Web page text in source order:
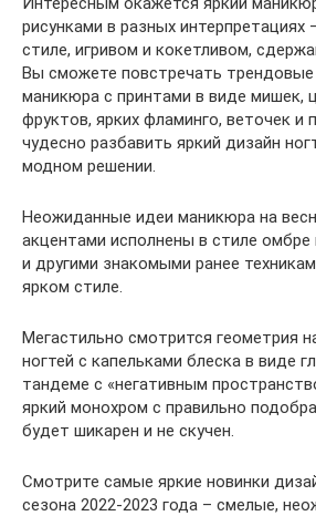
рисунками в разных интерпретациях
стиле, игривом и кокетливом,
Вы сможете повстречать трендовые
маникюра с принтами в виде мишек,
фруктов, ярких фламинго, веточек и
чудесно разбавить яркий дизайн
модном решении.
Неожиданные идеи маникюра на
акцентами исполнены в стиле омбре
и другими знакомыми ранее
ярком стиле.
Мегастильно смотрится геометрия
ногтей с капельками блеска в виде
тандеме с «негативным
яркий монохром с правильно
будет шикарен и не скучен.
Смотрите самые яркие новинки
сезона 2022-2023 года – смелые,